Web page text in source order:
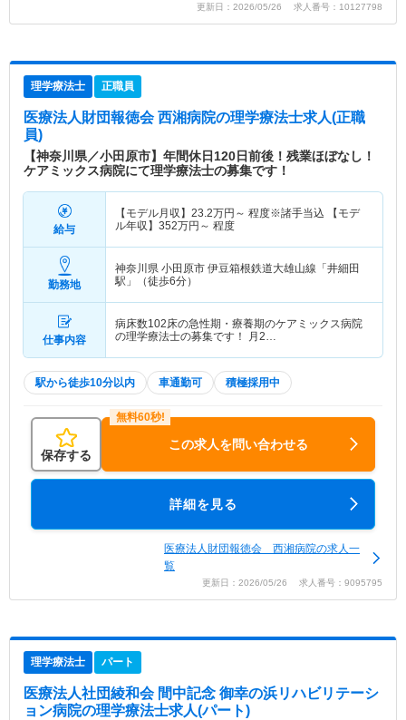
更新日：2026/05/26 求人番号：10127798
理学療法士 正職員
医療法人財団報徳会 西湘病院の理学療法士求人(正職
員)
【神奈川県／小田原市】年間休日120日前後！残業ほぼなし！
ケアミックス病院にて理学療法士の募集です！
給与
【モデル月収】 23.2万円～ 程度※諸手当込 【モデ
ル年収】 352万円～ 程度
勤務地
神奈川県 小田原市 伊豆箱根鉄道大雄山線「井細田
駅」（徒歩6分）
仕事内容
病床数102床の急性期・療養期のケアミックス病院
の理学療法士の募集です！ 月2…
駅から徒歩10分以内 車通勤可 積極採用中
保存する
この求人を問い合わせる
詳細を見る
医療法人財団報徳会 西湘病院の求人一
覧
更新日：2026/05/26 求人番号：9095795
理学療法士 パート
医療法人社団綾和会 間中記念 御幸の浜リハビリテーシ
ョン病院の理学療法士求人(パート)